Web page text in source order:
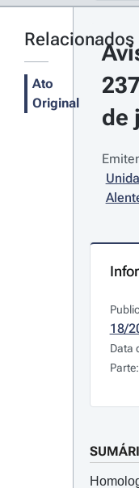
Relacionados
Ato
Original
de
18/
Data
Parte: